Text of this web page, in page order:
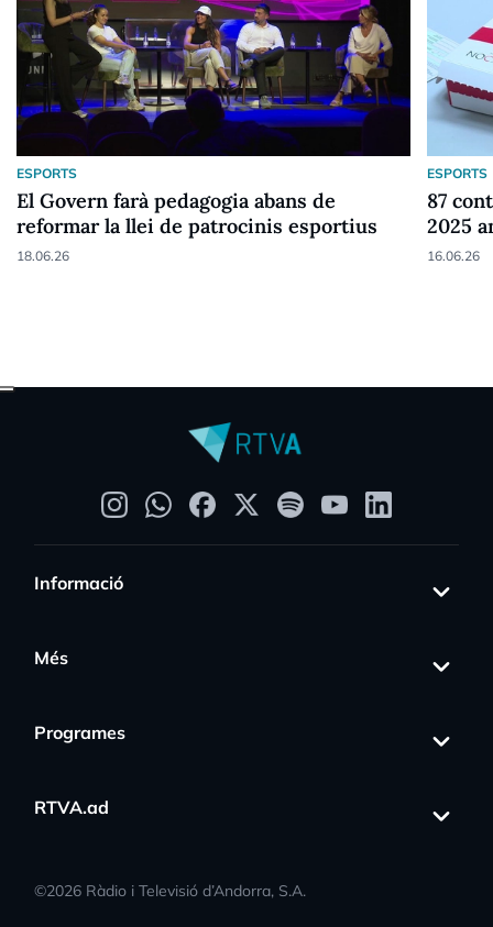
ESPORTS
El Govern farà pedagogia abans de
reformar la llei de patrocinis esportius
18.06.26
ESPORTS
87
2025
16.06.26
Informació
Més
Programes
RTVA.ad
©2026 Ràdio i Televisió d’Andorra, S.A.